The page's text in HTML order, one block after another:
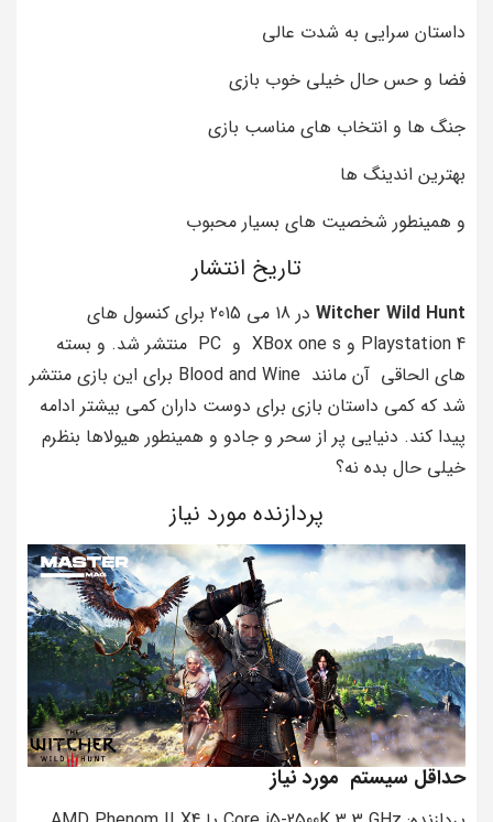
داستان سرایی به شدت عالی
فضا و حس حال خیلی خوب بازی
جنگ ها و انتخاب های مناسب بازی
بهترین اندینگ ها
و همینطور شخصیت های بسیار محبوب
تاریخ انتشار
Witcher Wild Hunt
در 18 می 2015 برای کنسول های
Playstation 4 و XBox one s و PC منتشر شد. و بسته
های الحاقی آن مانند Blood and Wine برای این بازی منتشر
شد که کمی داستان بازی برای دوست داران کمی بیشتر ادامه
پیدا کند. دنیایی پر از سحر و جادو و همینطور هیولاها بنظرم
خیلی حال بده نه؟
پردازنده مورد نیاز
حداقل سیستم مورد نیاز